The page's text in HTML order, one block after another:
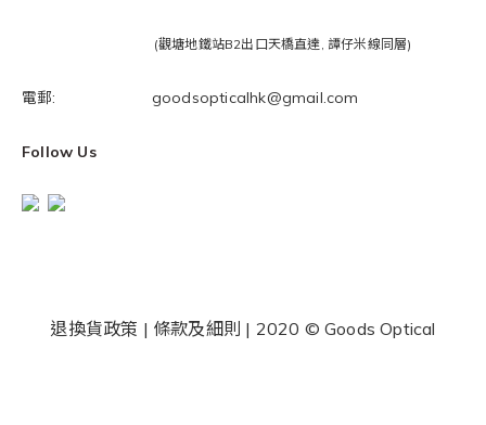
(觀塘地鐵站B2出口天橋直達, 譚仔米線同層)
電郵: goodsopticalhk@gmail.com
Follow Us
退換貨政策 | 條款及細則 | 2020 © Goods Optical